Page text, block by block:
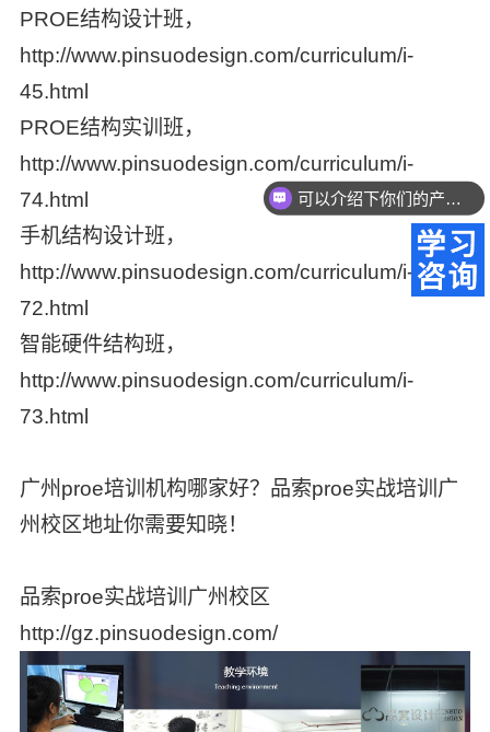
PROE结构设计班，
http://www.pinsuodesign.com/curriculum/i-
45.html
PROE结构实训班，
http://www.pinsuodesign.com/curriculum/i-
74.html
手机结构设计班，
http://www.pinsuodesign.com/curriculum/i-
72.html
智能硬件结构班，
http://www.pinsuodesign.com/curriculum/i-
73.html
广州proe培训机构哪家好？品索proe实战培训广
州校区地址你需要知晓！
品索proe实战培训广州校区
http://gz.pinsuodesign.com/